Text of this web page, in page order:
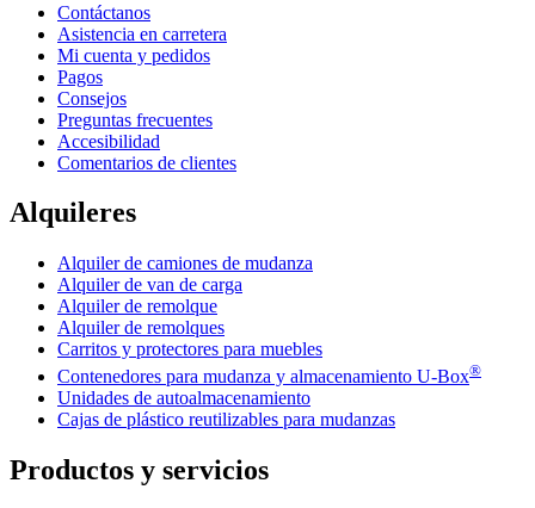
Contáctanos
Asistencia en carretera
Mi cuenta y pedidos
Pagos
Consejos
Preguntas frecuentes
Accesibilidad
Comentarios de clientes
Alquileres
Alquiler de camiones de mudanza
Alquiler de van de carga
Alquiler de remolque
Alquiler de remolques
Carritos y protectores para muebles
Contenedores para mudanza y almacenamiento U-Box®
Unidades de autoalmacenamiento
Cajas de plástico reutilizables para mudanzas
Productos y servicios